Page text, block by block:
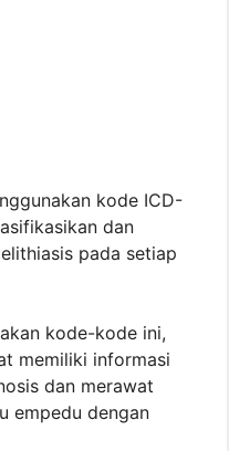
kode ICD-
dan
pada setiap
kode-kode ini,
memiliki informasi
dan merawat
empedu dengan